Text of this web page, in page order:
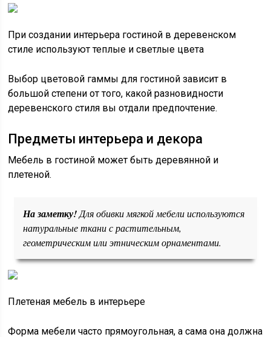
При создании интерьера гостиной в деревенском
стиле используют теплые и светлые цвета
Выбор цветовой гаммы для гостиной зависит в
большой степени от того, какой разновидности
деревенского стиля вы отдали предпочтение.
Предметы интерьера и декора
Мебель в гостиной может быть деревянной и
плетеной.
На заметку! Для обивки мягкой мебели используются
натуральные ткани с растительным,
геометрическим или этническим орнаментами.
Плетеная мебель в интерьере
Форма мебели часто прямоугольная, а сама она должна